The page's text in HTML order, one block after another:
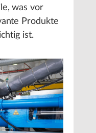
was vor
Produkte
ist.